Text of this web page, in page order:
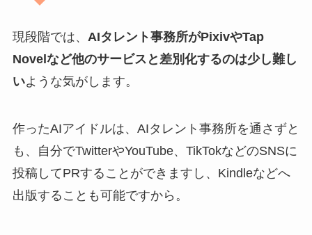
現段階では、 AIタレント事務所がPixivやTap
Novelなど他のサービスと差別化するのは少し難し
いような気がします。
作ったAIアイドルは、AIタレント事務所を通さずと
も、自分でTwitterやYouTube、TikTokなどのSNSに
投稿してPRすることができますし、Kindleなどへ
出版することも可能ですから。